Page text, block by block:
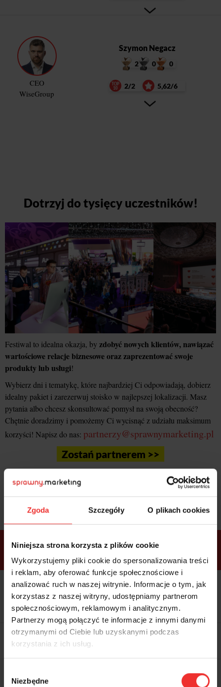
Zgoda Szczegóły O plikach cookies
Niniejsza strona korzysta z plików cookie
Wykorzystujemy pliki cookie do spersonalizowania treści
i reklam, aby oferować funkcje społecznościowe i
analizować ruch w naszej witrynie. Informacje o tym, jak
korzystasz z naszej witryny, udostępniamy partnerom
społecznościowym, reklamowym i analitycznym.
Partnerzy mogą połączyć te informacje z innymi danymi
otrzymanymi od Ciebie lub uzyskanymi podczas
korzystania z ich usług.
zgody
Niezbędne
CEO
WiseGroup
Szymon Negacz
2 0 0
2/2 5,62/6
Dotrzyj do tysięcy uczestników!
Festiwal to idealna okazja, by zdobyć nowych klientów, nawiązać
wartościowe relacje biznesowe oraz zaprezentować swoje
produkty lub usługi!
Wybierz dni i tematykę, które najbardziej Ci odpowiadają, dobierz
idealny pakiet i zarezerwuj stoisko w najlepszej lokalizacji. Masz
pytania albo chcesz skonsultować pomysł na swoją obecność?
Chętnie doradzimy i pomożemy Ci wycisnąć z udziału maksimum
korzyści! Napisz do nas: partnerzy@sprawnymarketing.pl
Zostań partnerem >>
Sprawdź bonusyi wybierz bilet
ramach
pakietów
VIP Premium
Kolacja z prelegentami i before
party (Hotel Sheraton, 27.10) tylko
wbilecie ALLPASS VIP
Dostępne
tylko w
bilecie
ALLPASS
VIP
Dedykowana strefa VIP z
możliwością networkingu z
prelegentami i wystawcami w
WARTOŚĆ: 1970 zł